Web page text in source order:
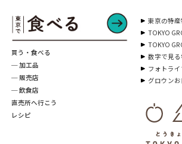
買う・食べる
─ 加工品
─ 販売店
─ 飲食店
直売所へ行こう
レシピ
東京の特産
TOKYO
TOKYO
数字で見る
フォトラ
グロウン